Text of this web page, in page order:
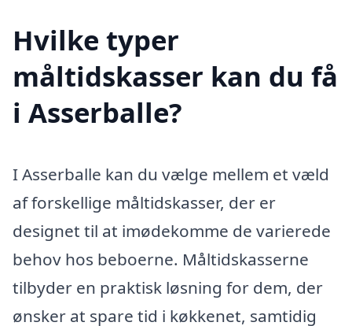
Hvilke typer
måltidskasser kan du få
i Asserballe?
I Asserballe kan du vælge mellem et væld
af forskellige måltidskasser, der er
designet til at imødekomme de varierede
behov hos beboerne. Måltidskasserne
tilbyder en praktisk løsning for dem, der
ønsker at spare tid i køkkenet, samtidig